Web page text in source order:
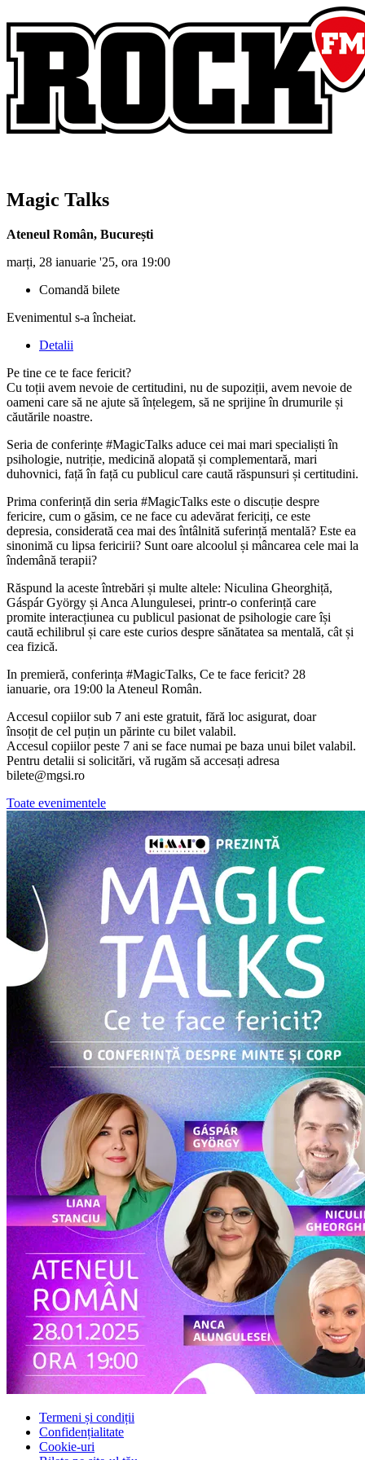
Magic Talks
Ateneul Român, București
marți, 28 ianuarie '25, ora 19:00
Comandă bilete
Evenimentul s-a încheiat.
Detalii
Pe tine ce te face fericit?
Cu toții avem nevoie de certitudini, nu de supoziții, avem nevoie de
oameni care să ne ajute să înțelegem, să ne sprijine în drumurile și
căutările noastre.
Seria de conferințe #MagicTalks aduce cei mai mari specialiști în
psihologie, nutriție, medicină alopată și complementară, mari
duhovnici, față în față cu publicul care caută răspunsuri și certitudini.
Prima conferință din seria #MagicTalks este o discuție despre
fericire, cum o găsim, ce ne face cu adevărat fericiți, ce este
depresia, considerată cea mai des întâlnită suferință mentală? Este ea
sinonimă cu lipsa fericirii? Sunt oare alcoolul și mâncarea cele mai la
îndemână terapii?
Răspund la aceste întrebări și multe altele: Niculina Gheorghiță,
Gáspár György și Anca Alungulesei, printr-o conferință care
promite interacțiunea cu publicul pasionat de psihologie care își
caută echilibrul și care este curios despre sănătatea sa mentală, cât și
cea fizică.
In premieră, conferința #MagicTalks, Ce te face fericit? 28
ianuarie, ora 19:00 la Ateneul Român.
Accesul copiilor sub 7 ani este gratuit, fără loc asigurat, doar
însoțit de cel puțin un părinte cu bilet valabil.
Accesul copiilor peste 7 ani se face numai pe baza unui bilet valabil.
Pentru detalii si solicitări, vă rugăm să accesați adresa
bilete@mgsi.ro
Toate evenimentele
Termeni și condiții
Confidențialitate
Cookie-uri